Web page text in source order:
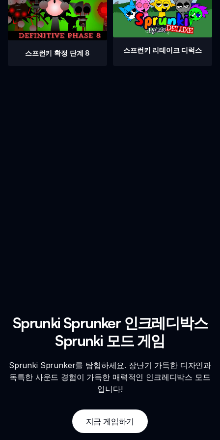
스프런키 확정 단계 8 스프런키 리테이크 디럭스
Sprunki Sprunker 인크레디박스
Sprunki 모드 게임
Sprunki Sprunker를 탐험하세요. 장난기 가득한 디자인과
독특한 사운드 경험이 가득한 매력적인 인크레디박스 모드
입니다!
지금 게임하기